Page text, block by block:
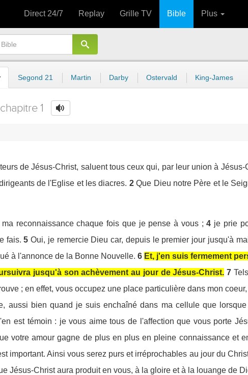
Direct 24/7 Replay Grille TV Bible Plus
Segond 21 Martin Darby Ostervald King-James
chapitre 1
de Jésus-Christ, saluent tous ceux qui, par leur union à
de l'Eglise et les diacres. 2 Que Dieu notre Père et le
reconnaissance chaque fois que je pense à vous ; 4 je prie
fais. 5 Oui, je remercie Dieu car, depuis le premier jour jusqu'à
à l'annonce de la Bonne Nouvelle. 6 Et, j'en suis fermement
jusqu'à son achèvement au jour de Jésus-Christ. 7
; en effet, vous occupez une place particulière dans mon
aussi bien quand je suis enchaîné dans ma cellule que
est témoin : je vous aime tous de l'affection que vous porte
votre amour gagne de plus en plus en pleine connaissance et
important. Ainsi vous serez purs et irréprochables au jour du
Jésus-Christ aura produit en vous, à la gloire et à la louange de